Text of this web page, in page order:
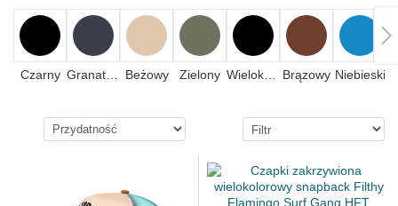
Czarny Beżowy Zielony Brązowy Niebieski